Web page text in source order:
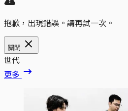
抱歉，出現錯誤。請再試一次。
關閉
世代
更多